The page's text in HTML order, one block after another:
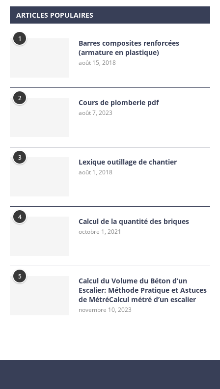
ARTICLES POPULAIRES
1
Barres composites renforcées
(armature en plastique)
août 15, 2018
2 Cours de plomberie pdf
août 7, 2023
3 Lexique outillage de chantier
août 1, 2018
4 Calcul de la quantité des briques
octobre 1, 2021
5
Calcul du Volume du Béton d’un
Escalier: Méthode Pratique et Astuces
de MétréCalcul métré d’un escalier
novembre 10, 2023